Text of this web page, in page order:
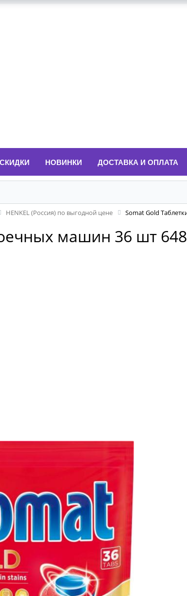
СКИДКИ НОВИНКИ ДОСТАВКА И ОПЛАТА
HENKEL (Россия) по выгодной цене Somat Gold
машин 36 шт